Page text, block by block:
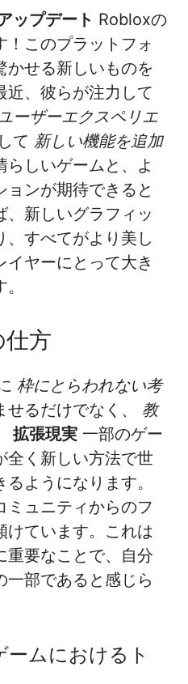
ップデート Robloxの
！このプラットフォ
かせる新しいものを
近、彼らが注力して
ーザーエクスペリエ
て 新しい機能を追加
らしいゲームと、よ
ョンが期待できると
、新しいグラフィッ
、すべてがより美し
イヤーにとって大き
仕方
枠にとらわれない考
るだけでなく、 教
拡張現実 一部のゲー
全く新しい方法で世
ようになります。
ミュニティからのフ
けています。これは
重要なことで、自分
一部であると感じら
ムにおけるト